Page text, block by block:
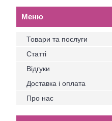
Товари та послуги
Статті
Відгуки
Доставка і оплата
Про нас